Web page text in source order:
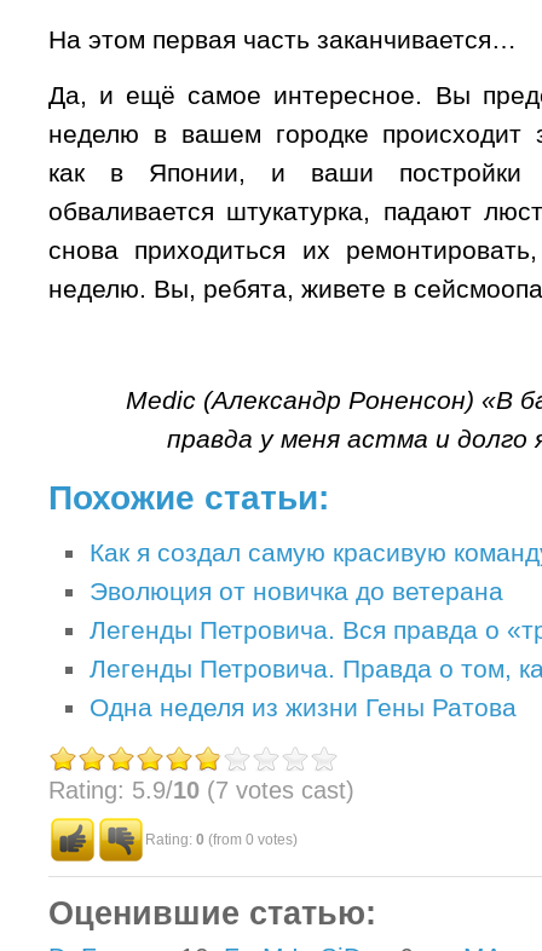
На этом первая часть заканчивается…
Да, и ещё самое интересное. Вы
неделю в вашем городке происходит
как в Японии, и ваши постройки
обваливается штукатурка, падают
снова приходиться их
неделю. Вы, ребята, живете в
Medic (Александр Роненсон) «В
правда у меня астма и
Похожие статьи:
Как я создал самую красивую
Эволюция от новичка до ветерана
Легенды Петровича. Вся правда о
Легенды Петровича. Правда о том,
Одна неделя из жизни Гены Ратова
Rating: 5.9/10 (7 votes cast)
Rating: 0 (from 0 votes)
Оценившие статью: